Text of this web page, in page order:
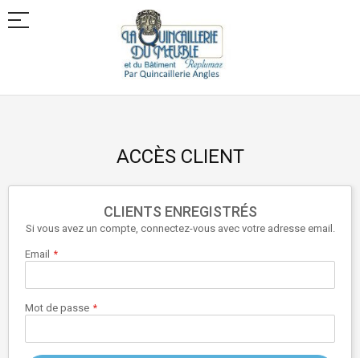
Allez
ACCÈS CLIENT
CLIENTS ENREGISTRÉS
Si vous avez un compte, connectez-vous avec votre adresse email.
Email
Mot de passe